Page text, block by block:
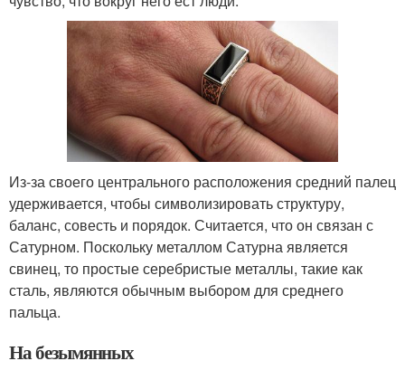
Из-за своего центрального расположения средний палец
удерживается, чтобы символизировать структуру,
баланс, совесть и порядок. Считается, что он связан с
Сатурном. Поскольку металлом Сатурна является
свинец, то простые серебристые металлы, такие как
сталь, являются обычным выбором для среднего
пальца.
На безымянных